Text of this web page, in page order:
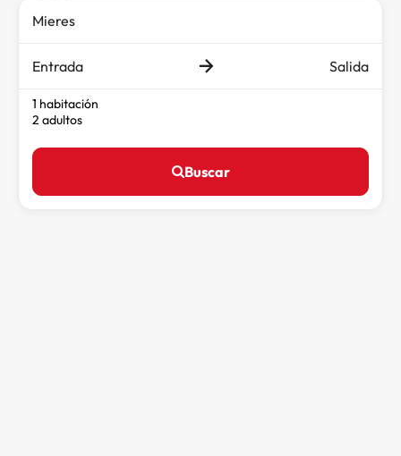
Entrada Salida
1 habitación
2 adultos
Buscar